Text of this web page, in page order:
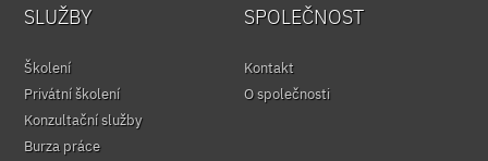
SLUŽBY
Školení
Privátní školení
Konzultační služby
Burza práce
SPOLEČNOST
Kontakt
O společnosti